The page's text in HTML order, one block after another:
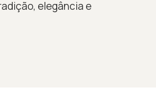
elegância e